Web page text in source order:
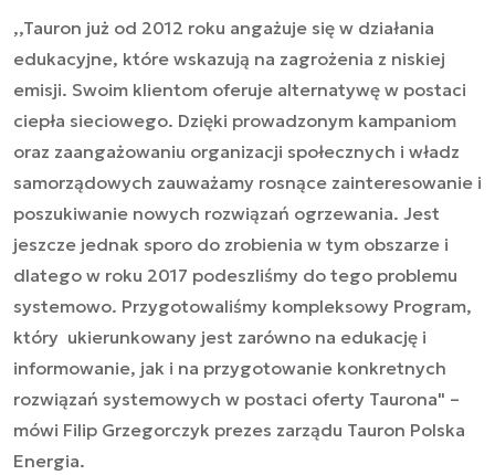
,,Tauron już od 2012 roku angażuje się w działania
edukacyjne, które wskazują na zagrożenia z niskiej
emisji. Swoim klientom oferuje alternatywę w postaci
ciepła sieciowego. Dzięki prowadzonym kampaniom
oraz zaangażowaniu organizacji społecznych i władz
samorządowych zauważamy rosnące zainteresowanie i
poszukiwanie nowych rozwiązań ogrzewania. Jest
jeszcze jednak sporo do zrobienia w tym obszarze i
dlatego w roku 2017 podeszliśmy do tego problemu
systemowo. Przygotowaliśmy kompleksowy Program,
który ukierunkowany jest zarówno na edukację i
informowanie, jak i na przygotowanie konkretnych
rozwiązań systemowych w postaci oferty Taurona" –
mówi Filip Grzegorczyk prezes zarządu Tauron Polska
Energia.